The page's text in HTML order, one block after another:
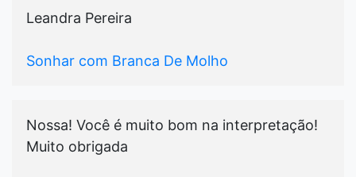
Leandra Pereira
Sonhar com Branca De Molho
Nossa! Você é muito bom na interpretação!
Muito obrigada